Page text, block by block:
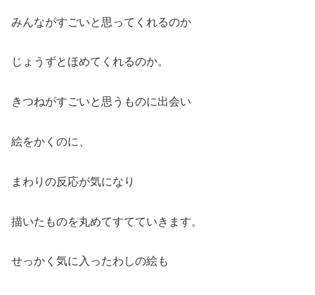
みんながすごいと思ってくれるのか
じょうずとほめてくれるのか。
きつねがすごいと思うものに出会い
絵をかくのに、
まわりの反応が気になり
描いたものを丸めてすてていきます。
せっかく気に入ったわしの絵も